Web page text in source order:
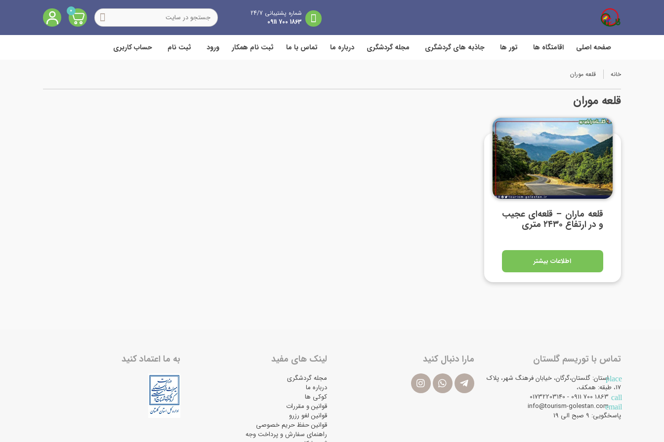
شماره پشتیبانی 24/7
1863 700 0911
0
صفحه اصلی اقامتگاه ها تور ها جاذبه های گردشگری مجله گردشگری درباره ما تماس با ما ثبت نام همکار ورود ثبت نام حساب کاربری
خانه قلعه موران
قلعه موران
قلعه ماران – قلعه‌ای عجیب
و در ارتفاع ۲۴۳۰ متری
اطلاعات بیشتر
تماس با توریسم گلستان
placeاستان: گلستان،گرگان، خیابان فرهنگ شهر، پلاک
17، طبقه: همکف،
call
email
info@tourism-golestan.com
پاسخگویی: ۹ صبح الی 19
مارا دنبال کنید لینک های مفید
مجله گردشگری
درباره ما
کوکی ها
قوانین و مقررات
قوانین لغو رزرو
قوانین حفظ حریم خصوصی
راهنمای سفارش و پرداخت وجه
به ما اعتماد کنید